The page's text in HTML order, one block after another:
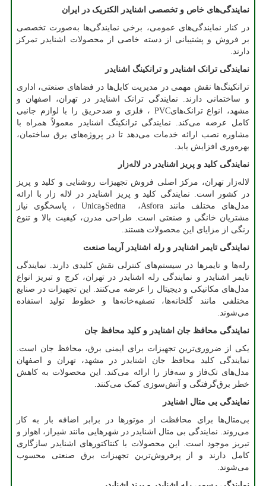
نمایندگی‌های خاص و تخصصی اشنایدر الکتریک در ایران
در کنار نمایندگی‌های عمومی، برخی نمایندگی‌ها به‌صورت تخصصی
بر فروش و پشتیبانی از دسته خاصی از محصولات اشنایدر تمرکز
دارند.
نمایندگی ترانک اشنایدر و ترانکینگ اشنایدر
ترانکینگ‌ها نقش مهمی در مدیریت کابل‌ها در فضاهای صنعتی، اداری
و ساختمانی دارند. نمایندگی ترانک اشنایدر در تهران، اصفهان و
مشهد، انواع ترانک‌هایPVC ، فلزی و ضدحریق را با لوازم جانبی
کامل عرضه می‌کند. نمایندگی ترانکینگ اشنایدر معمولاً همراه با
مشاوره نصب ارائه خدمات می‌دهد تا در پروژه‌های برق ساختمان،
بهره‌وری افزایش یابد.
نمایندگی کلید و پریز اشنایدر در لاله‌زار
لاله‌زار تهران، مرکز اصلی فروش تجهیزات روشنایی و کلید و پریز
در کشور است. نمایندگی کلید و پریز اشنایدر در لاله زار با ارائه
مدل‌های مختلف مانندAsfora، SednaوUnica ، پاسخگوی نیاز
مشتریان خانگی و صنعتی است. طراحی مدرن، کیفیت بالا و تنوع
رنگی از مزایای این محصولات هستند.
نمایندگی تایمر اشنایدر و رله اشنایدر آریما صنعت
رله‌ها و تایمرها در سیستم‌های کنترلی نقش کلیدی دارند. نمایندگی
تایمر اشنایدر و نمایندگی رله اشنایدر در تهران، کرج و تبریز انواع
مدل‌های مکانیکی و دیجیتال را عرضه می‌کنند. این تجهیزات در صنایع
مختلفی مانند گلخانه‌ها، تصفیه‌خانه‌ها و خطوط تولید استفاده
می‌شوند.
نمایندگی محافظ جان اشنایدر و کلید محافظ جان
یکی از ضروری‌ترین تجهیزات برای ایمنی برق، محافظ جان است.
نمایندگی کلید محافظ جان اشنایدر در مشهد، تهران و اصفهان
مدل‌های تک‌فاز و سه‌فاز را ارائه می‌کند. این محصولات به کاهش
خطر برق‌گرفتگی و آتش‌سوزی کمک می‌کنند.
نمایندگی بی متال اشنایدر
بی‌متال‌ها برای محافظت از موتورها در برابر اضافه بار به کار
می‌روند. نمایندگی بی متال اشنایدر در شهرهایی مانند شیراز، اهواز و
تبریز موجود است. این محصولات با کنتاکتورهای اشنایدر سازگاری
کامل دارند و از پرفروش‌ترین تجهیزات برق صنعتی محسوب
می‌شوند.